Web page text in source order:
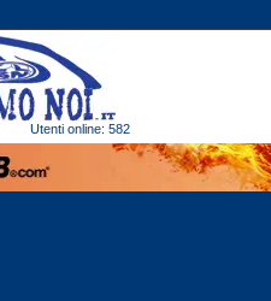
Utenti online: 582